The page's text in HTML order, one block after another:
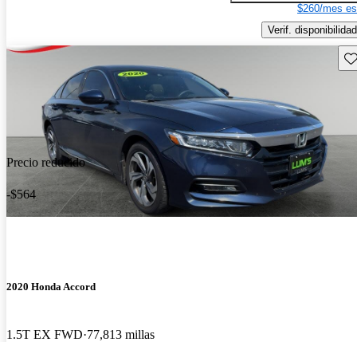
$260/mes
Verif. disponibilidad
Precio reducido
-$564
2020 Honda Accord
1.5T EX FWD 77,813 millas